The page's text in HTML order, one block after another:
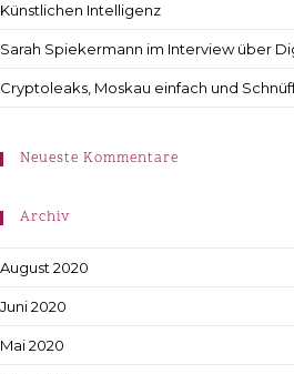
Künstlichen Intelligenz
Sarah Spiekermann im Interview über
Cryptoleaks, Moskau einfach und
Neueste Kommentare
Archiv
August 2020
Juni 2020
Mai 2020